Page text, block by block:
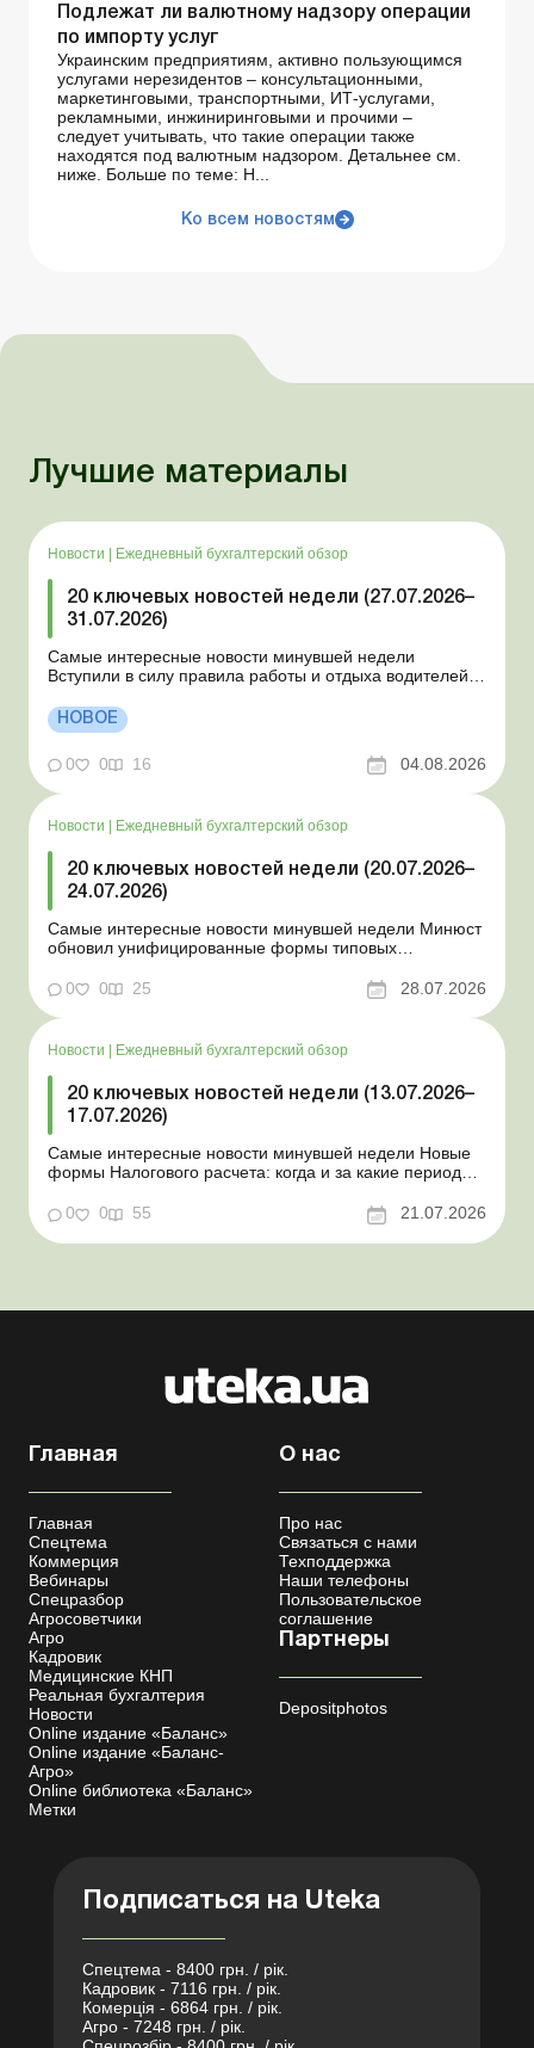
Подлежат ли валютному надзору операции
по импорту услуг
Украинским предприятиям, активно пользующимся
услугами нерезидентов – консультационными,
маркетинговыми, транспортными, ИТ-услугами,
рекламными, инжиниринговыми и прочими –
следует учитывать, что такие операции также
находятся под валютным надзором. Детальнее см.
ниже. Больше по теме: Н...
Ко всем новостям
Лучшие материалы
Новости | Ежедневный бухгалтерский обзор
20 ключевых новостей недели (27.07.2026–
31.07.2026)
Самые интересные новости минувшей недели
Вступили в силу правила работы и отдыха водителей
положении Для сельхозпредприятий и ФЛП введены
новые разовые статистические формы Со 2 августа
изменяется порядок зачисления отдельных периодов
работы в стр...
НОВОЕ
0 0 16 04.08.2026
Новости Ежедневный бухгалтерский обзор
20 ключевых новостей недели (20.07.2026–
24.07.2026)
Самые интересные новости минувшей недели Минюст
обновил унифицированные формы типовых
новость о создании координационного центра по
статус «в розыске»: что нужно знать работодателям
Закон о ВПЛ: ка...
0 0 25 28.07.2026
Новости Ежедневный бухгалтерский обзор
20 ключевых новостей недели (13.07.2026–
17.07.2026)
Самые интересные новости минувшей недели Новые
формы Налогового расчета: когда и за какие периоды
переоформления отсрочки от призыва во время
Координационный центр по организации
0 0 55 21.07.2026
Главная
Главная
Спецтема
Коммерция
Вебинары
Спецразбор
Агросоветчики
Агро
Кадровик
Медицинские КНП
Реальная бухгалтерия
Новости
Online издание «Баланс»
Online издание «Баланс-
Агро»
Online библиотека «Баланс»
Метки
О нас
Про нас
Связаться с нами
Техподдержка
Наши телефоны
Пользовательское
соглашение
Партнеры
Depositphotos
Подписаться на Uteka
Спецтема - 8400 грн. / рік.
Кадровик - 7116 грн. / рік.
Комерція - 6864 грн. / рік.
Агро - 7248 грн. / рік.